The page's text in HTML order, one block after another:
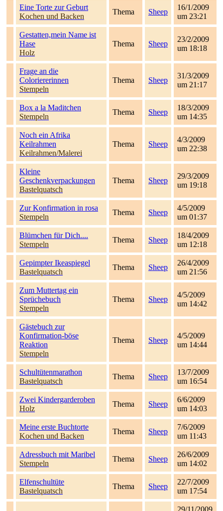
Eine Torte zur Geburt
Kochen und Backen
Thema Sheep
16/1/2009
um 23:21
Gestatten,mein Name ist
Hase
Holz
Thema Sheep
23/2/2009
um 18:18
Frage an die
Coloriererinnen
Stempeln
Thema Sheep
31/3/2009
um 21:17
Box a la Maditchen
Stempeln
Thema Sheep
18/3/2009
um 14:35
Noch ein Afrika
Keilrahmen
Keilrahmen/Malerei
Thema Sheep
4/3/2009
um 22:38
Kleine
Geschenkverpackungen
Bastelquatsch
Thema Sheep
29/3/2009
um 19:18
Zur Konfirmation in rosa
Stempeln
Thema Sheep
4/5/2009
um 01:37
Blümchen für Dich....
Stempeln
Thema Sheep
18/4/2009
um 12:18
Gepimpter Ikeaspiegel
Bastelquatsch
Thema Sheep
26/4/2009
um 21:56
Zum Muttertag ein
Sprüchebuch
Stempeln
Thema Sheep
4/5/2009
um 14:42
Gästebuch zur
Konfirmation-böse
Reaktion
Stempeln
Thema Sheep
4/5/2009
um 14:44
Schultütenmarathon
Bastelquatsch
Thema Sheep
13/7/2009
um 16:54
Zwei Kindergarderoben
Holz
Thema Sheep
6/6/2009
um 14:03
Meine erste Buchtorte
Kochen und Backen
Thema Sheep
7/6/2009
um 11:43
Adressbuch mit Maribel
Stempeln
Thema Sheep
26/6/2009
um 14:02
Elfenschultüte
Bastelquatsch
Thema Sheep
22/7/2009
um 17:54
29/11/2009